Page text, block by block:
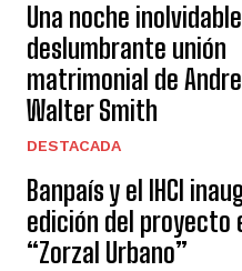
Una noche
deslumbrante unión
matrimonial de
Walter Smith
DESTACADA
Banpaís y el IHCI
edición del proyecto
“Zorzal Urbano”